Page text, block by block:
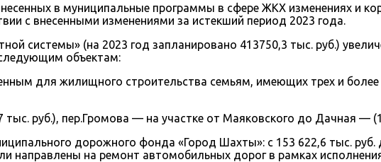
в муниципальные программы в сфере ЖКХ изменениях и
с внесенными изменениями за истекший период 2023 года.
системы» (на 2023 год запланировано 413750,3 тыс. руб.)
объектам:
для жилищного строительства семьям, имеющих трех и
руб.), пер.Громова — на участке от Маяковского до Дачная —
дорожного фонда «Город Шахты»: с 153 622,6 тыс. руб.
направлены на ремонт автомобильных дорог в рамках